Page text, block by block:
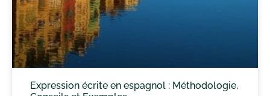
Expression écrite en espagnol : Méthodologie,